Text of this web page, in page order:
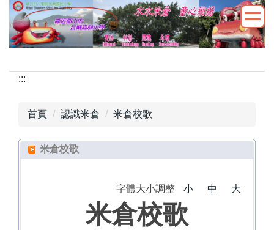
跳
到
主
:::
首頁 認識米倉 米倉校歌
米倉校歌
字體大小調整 小 中 大
米倉校歌